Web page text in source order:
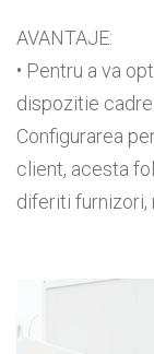
AVANTAJE:
• Pentru a va
dispozitie
Configurarea
client, acesta
diferiti furnizori,